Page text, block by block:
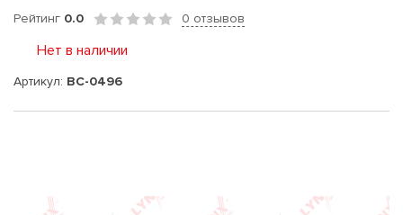
Рейтинг 0.0 0 отзывов
Нет в наличии
Артикул: BC-0496